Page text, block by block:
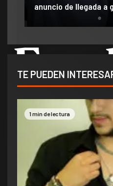
anuncio de llegada a
TE PUEDEN
1 min de lectura